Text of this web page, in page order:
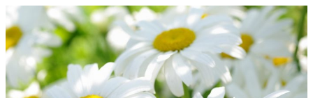
Перейти
к
содержимому